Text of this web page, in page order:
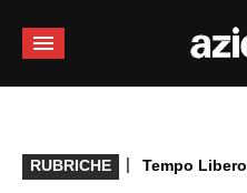
RUBRICHE | Tempo Libero